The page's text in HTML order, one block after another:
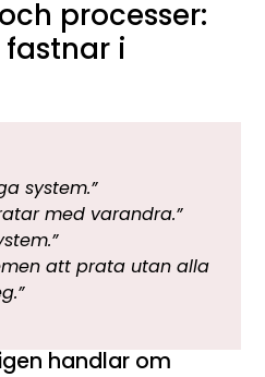
processer:
i
system.”
med varandra.”
att prata utan alla
handlar om